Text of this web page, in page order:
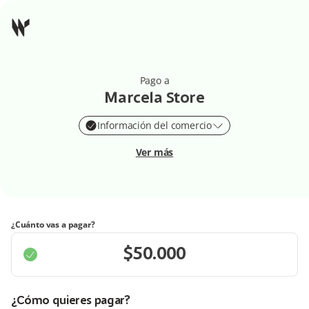
Pago a
Marcela Store
Información del comercio
Ver más
¿Cuánto vas a pagar?
¿Cómo quieres pagar?